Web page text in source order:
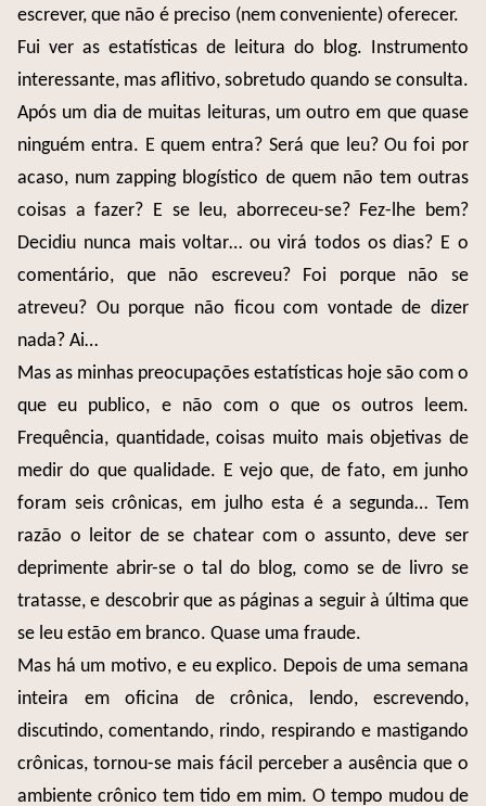
escrever, que não é preciso (nem conveniente) oferecer.
Fui ver as estatísticas de leitura do blog. Instrumento
interessante, mas aflitivo, sobretudo quando se consulta.
Após um dia de muitas leituras, um outro em que quase
ninguém entra. E quem entra? Será que leu? Ou foi por
acaso, num zapping blogístico de quem não tem outras
coisas a fazer? E se leu, aborreceu-se? Fez-lhe bem?
Decidiu nunca mais voltar… ou virá todos os dias? E o
comentário, que não escreveu? Foi porque não se
atreveu? Ou porque não ficou com vontade de dizer
nada? Ai…
Mas as minhas preocupações estatísticas hoje são com o
que eu publico, e não com o que os outros leem.
Frequência, quantidade, coisas muito mais objetivas de
medir do que qualidade. E vejo que, de fato, em junho
foram seis crônicas, em julho esta é a segunda… Tem
razão o leitor de se chatear com o assunto, deve ser
deprimente abrir-se o tal do blog, como se de livro se
tratasse, e descobrir que as páginas a seguir à última que
se leu estão em branco. Quase uma fraude.
Mas há um motivo, e eu explico. Depois de uma semana
inteira em oficina de crônica, lendo, escrevendo,
discutindo, comentando, rindo, respirando e mastigando
crônicas, tornou-se mais fácil perceber a ausência que o
ambiente crônico tem tido em mim. O tempo mudou de